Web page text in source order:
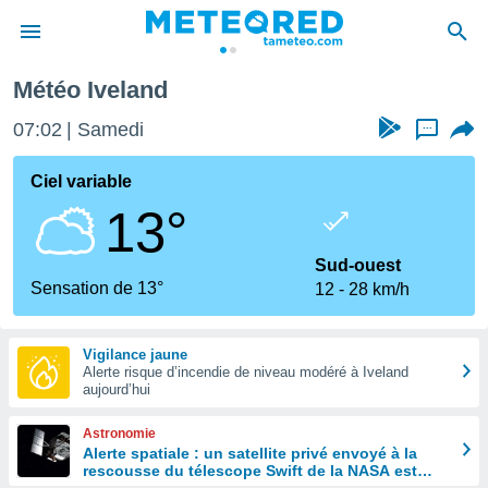
de
Météo Iveland
07:02 Samedi ...
Ciel variable
13°
Sensation de 13°
Sud-ouest
12
28 km/h
Vigilance jaune
Alerte risque d’incendie de niveau modéré à Iveland
aujourd’hui
Astronomie
Alerte spatiale : un satellite privé envoyé à la
rescousse du télescope Swift de la NASA est